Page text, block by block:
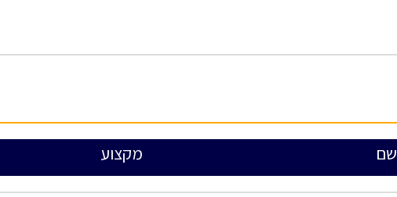
שם מקצוע